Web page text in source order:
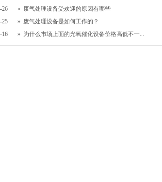
26
» 废气处理设备受欢迎的原因有哪些
25
» 废气处理设备是如何工作的？
16
» 为什么市场上面的光氧催化设备价格高低不一...